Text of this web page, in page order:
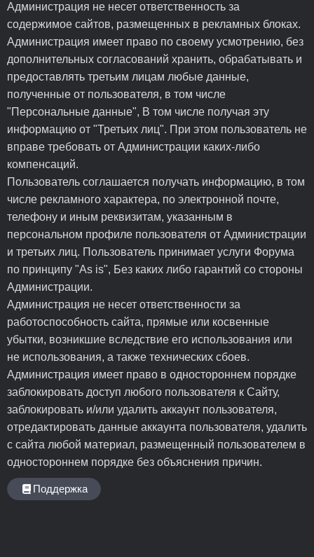
Администрация не несет ответственность за
содержимое сайтов, размещенных в рекламных блоках.
Администрация имеет право по своему усмотрению, без
дополнительных согласований хранить, обрабатывать и
предоставлять третьим лицам любые данные,
полученные от пользователя, в том числе
"Персональные данные", В том числе получая эту
информацию от "Третьих лиц". При этом пользователь не
вправе требовать от Администрации каких-либо
компенсаций.
Пользователь соглашается получать информацию, в том
числе рекламного характера, по электронной почте,
телефону и иным реквизитам, указанным в
персональном профиле пользователя от Администрации
и третьих лиц. Пользователь принимает услуги Форума
по принципу "As is", Без каких либо гарантий со стороны
Администрации.
Администрация не несет ответственности за
работоспособность сайта, прямые или косвенные
убытки, возникшие вследствие его использования или
не использования, а также технических сбоев.
Администрация имеет право в одностороннем порядке
заблокировать доступ любого пользователя к Сайту,
заблокировать и/или удалить аккаунт пользователя,
отредактировать данные аккаунта пользователя, удалить
с сайта любой материал, размещенный пользователем в
одностороннем порядке без объяснения причин.
Поддержка